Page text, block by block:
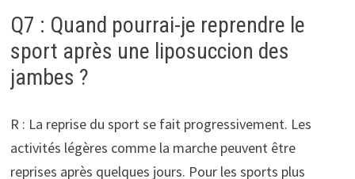
Q7 : Quand pourrai-je reprendre le
sport après une liposuccion des
jambes ?
R : La reprise du sport se fait progressivement. Les
activités légères comme la marche peuvent être
reprises après quelques jours. Pour les sports plus